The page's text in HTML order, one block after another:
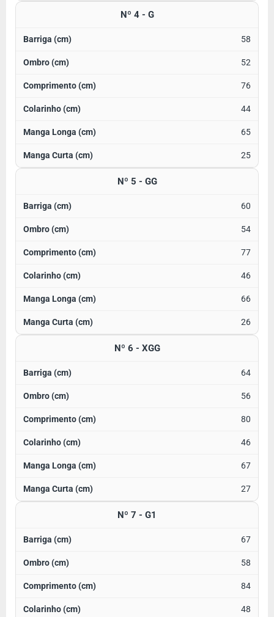
Nº 4 - G
58
52
76
44
65
25
Nº 5 - GG
60
54
77
46
66
26
Nº 6 - XGG
64
56
80
46
67
27
Nº 7 - G1
67
58
84
48